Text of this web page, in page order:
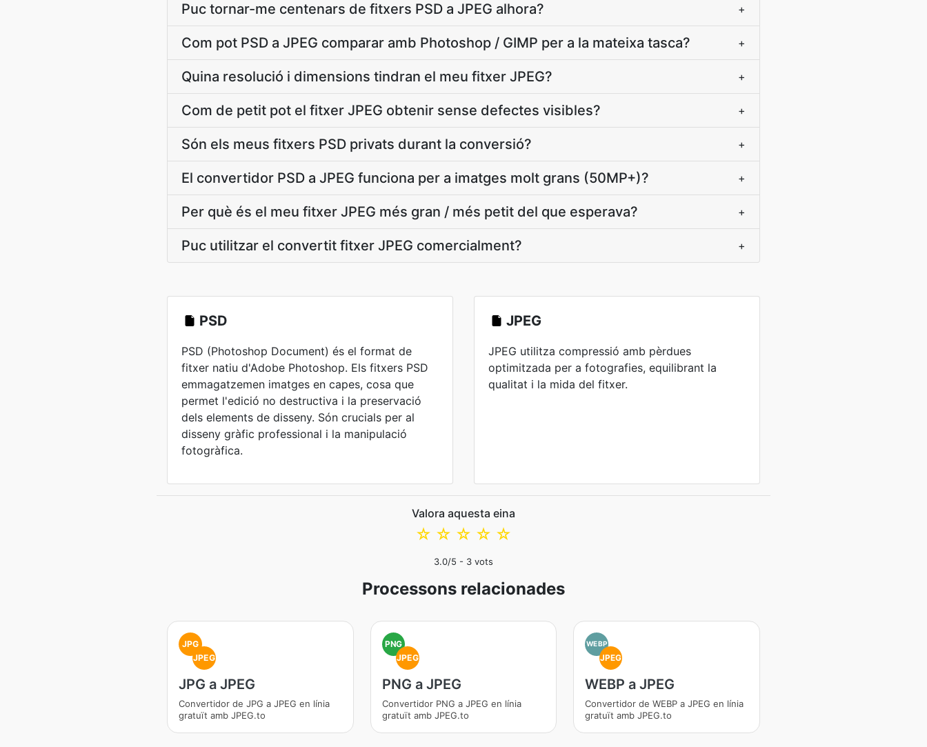
Puc tornar-me centenars de fitxers PSD a JPEG alhora? +
Com pot PSD a JPEG comparar amb Photoshop / GIMP per a la mateixa tasca? +
Quina resolució i dimensions tindran el meu fitxer JPEG? +
Com de petit pot el fitxer JPEG obtenir sense defectes visibles? +
Són els meus fitxers PSD privats durant la conversió? +
El convertidor PSD a JPEG funciona per a imatges molt grans (50MP+)? +
Per què és el meu fitxer JPEG més gran / més petit del que esperava? +
Puc utilitzar el convertit fitxer JPEG comercialment? +
PSD
PSD (Photoshop Document) és el format de
fitxer natiu d'Adobe Photoshop. Els fitxers PSD
emmagatzemen imatges en capes, cosa que
permet l'edició no destructiva i la preservació
dels elements de disseny. Són crucials per al
disseny gràfic professional i la manipulació
fotogràfica.
JPEG
JPEG utilitza compressió amb pèrdues
optimitzada per a fotografies, equilibrant la
qualitat i la mida del fitxer.
Valora aquesta eina
☆
☆
☆
☆
☆
3.0/5 - 3 vots
Processons relacionades
JPG
JPEG
JPG a JPEG
Convertidor de JPG a JPEG en línia
gratuït amb JPEG.to
PNG
JPEG
PNG a JPEG
Convertidor PNG a JPEG en línia
gratuït amb JPEG.to
WEBP
JPEG
WEBP a JPEG
Convertidor de WEBP a JPEG en línia
gratuït amb JPEG.to